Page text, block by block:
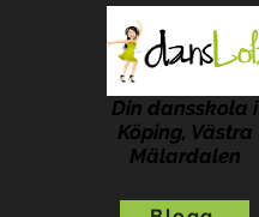
Din dansskola i
Köping, Västra
Mälardalen